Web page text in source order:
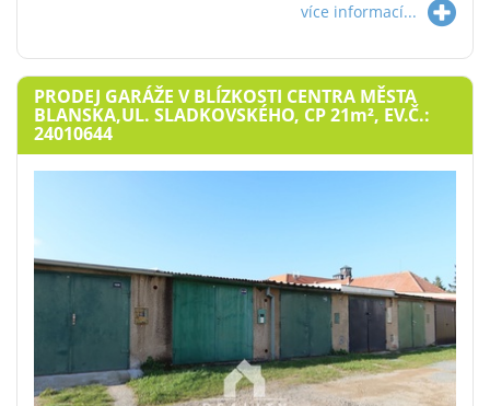
více informací...
PRODEJ GARÁŽE V BLÍZKOSTI CENTRA MĚSTA
BLANSKA,UL. SLADKOVSKÉHO, CP 21m², EV.Č.:
24010644